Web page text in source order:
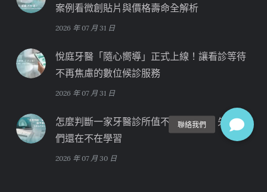
案例看微創貼片與價格壽命全解析
2026 年 07 月 31 日
悅庭牙醫「隨心嚮導」正式上線！讓看診等待
不再焦慮的數位候診服務
2026 年 07 月 31 日
怎麼判斷一家牙醫診所值不值得信任？先看他
們還在不在學習
2026 年 07 月 30 日